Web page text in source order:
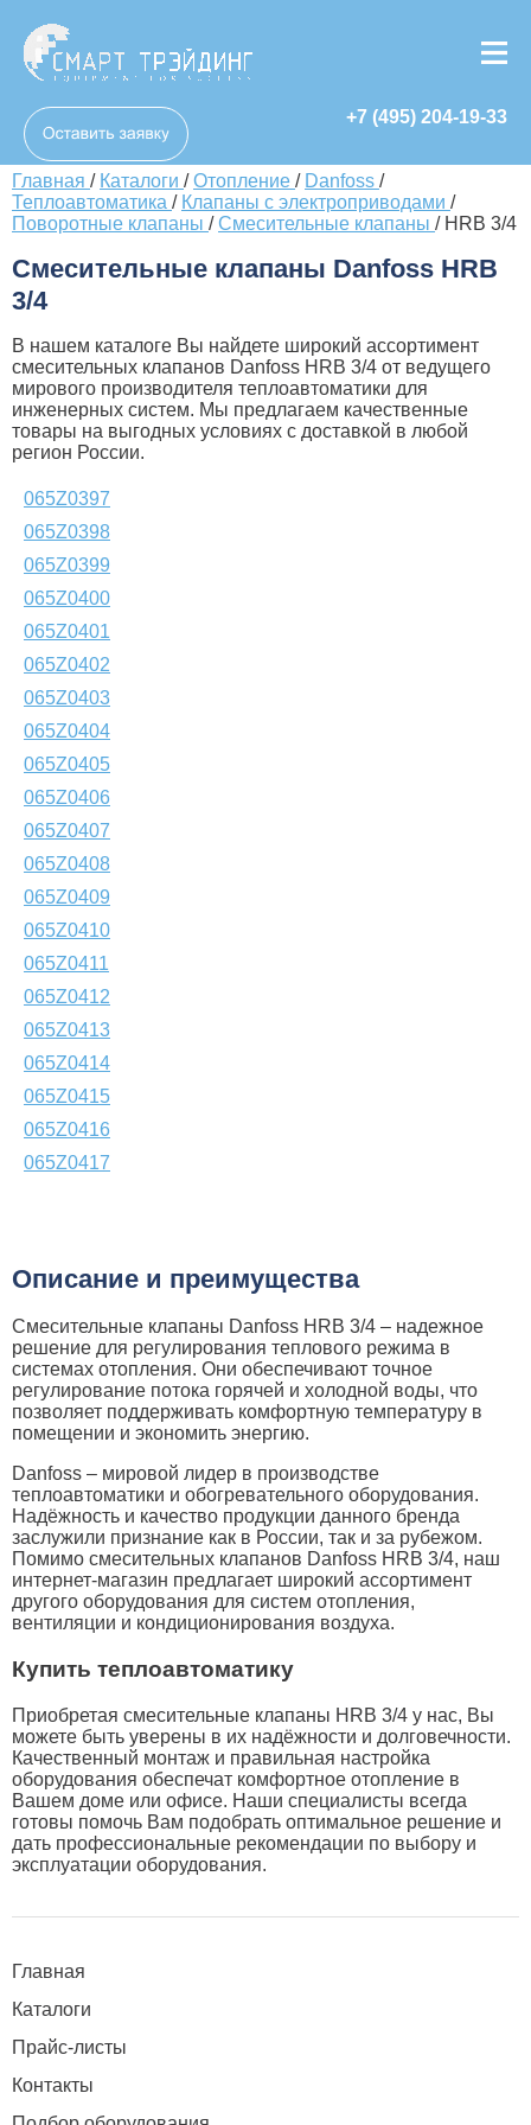
+7 (495) 204-19-33
Главная / Каталоги /Отопление / Danfoss /
Теплоавтоматика / Клапаны с электроприводами /
Поворотные клапаны /Смесительные клапаны / HRB 3/4
Смесительные клапаны Danfoss HRB
3/4
В нашем каталоге Вы найдете широкий ассортимент
смесительных клапанов Danfoss HRB 3/4 от ведущего
мирового производителя теплоавтоматики для
инженерных систем. Мы предлагаем качественные
товары на выгодных условиях с доставкой в любой
регион России.
065Z0397
065Z0398
065Z0399
065Z0400
065Z0401
065Z0402
065Z0403
065Z0404
065Z0405
065Z0406
065Z0407
065Z0408
065Z0409
065Z0410
065Z0411
065Z0412
065Z0413
065Z0414
065Z0415
065Z0416
065Z0417
Описание и преимущества
Смесительные клапаны Danfoss HRB 3/4 – надежное
решение для регулирования теплового режима в
системах отопления. Они обеспечивают точное
регулирование потока горячей и холодной воды, что
позволяет поддерживать комфортную температуру в
помещении и экономить энергию.
Danfoss – мировой лидер в производстве
теплоавтоматики и обогревательного оборудования.
Надёжность и качество продукции данного бренда
заслужили признание как в России, так и за рубежом.
Помимо смесительных клапанов Danfoss HRB 3/4, наш
интернет-магазин предлагает широкий ассортимент
другого оборудования для систем отопления,
вентиляции и кондиционирования воздуха.
Купить теплоавтоматику
Приобретая смесительные клапаны HRB 3/4 у нас, Вы
можете быть уверены в их надёжности и долговечности.
Качественный монтаж и правильная настройка
оборудования обеспечат комфортное отопление в
Вашем доме или офисе. Наши специалисты всегда
готовы помочь Вам подобрать оптимальное решение и
дать профессиональные рекомендации по выбору и
эксплуатации оборудования.
Главная
Каталоги
Прайс-листы
Контакты